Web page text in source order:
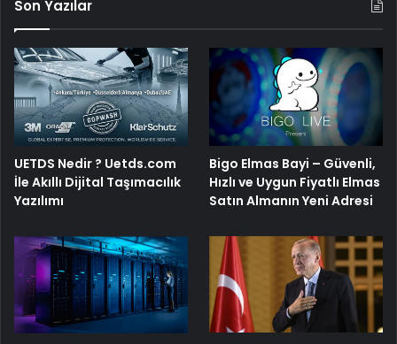
Son Yazılar
UETDS Nedir ? Uetds.com
İle Akıllı Dijital Taşımacılık
Yazılımı
Bigo Elmas Bayi – Güvenli,
Hızlı ve Uygun Fiyatlı Elmas
Satın Almanın Yeni Adresi